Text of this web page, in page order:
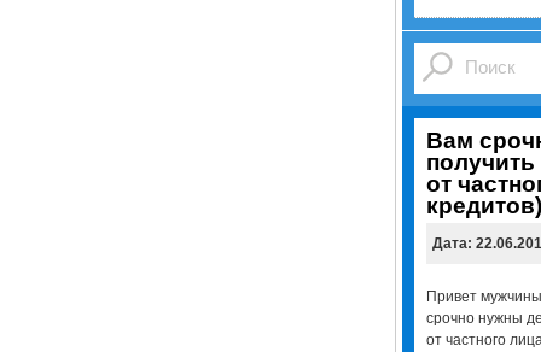
Вам
от
кредитов)
Дата:
Привет
срочно нужны
от частного